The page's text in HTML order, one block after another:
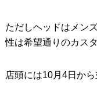
ただしヘッドはメン
性は希望通りのカス
店頭には10月4日か